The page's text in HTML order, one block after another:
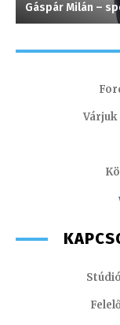
Gáspár Milán –